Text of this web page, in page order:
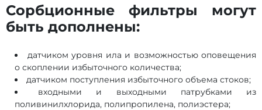
Сорбционные фильтры могут
быть дополнены:
датчиком уровня ила и возможностью оповещения
о скоплении избыточного количества;
датчиком поступления избыточного объема стоков;
входными и выходными патрубками из
поливинилхлорида, полипропилена, полиэстера;